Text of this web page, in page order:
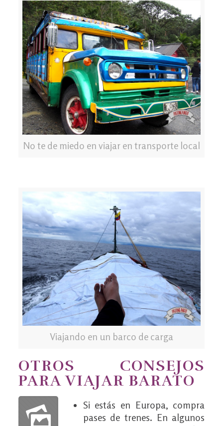
No te de miedo en viajar en transporte local
Viajando en un barco de carga
OTROS CONSEJOS
PARA VIAJAR BARATO
Si estás en Europa, compra
pases de trenes. En algunos